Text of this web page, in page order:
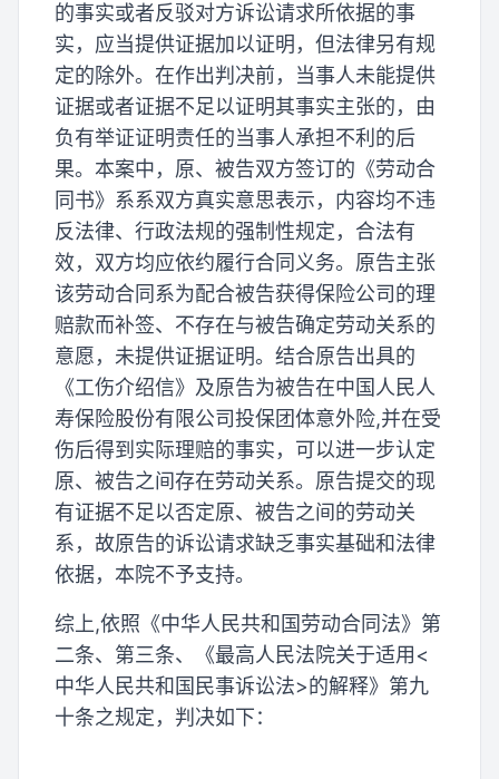
的事实或者反驳对方诉讼请求所依据的事
实，应当提供证据加以证明，但法律另有规
定的除外。在作出判决前，当事人未能提供
证据或者证据不足以证明其事实主张的，由
负有举证证明责任的当事人承担不利的后
果。本案中，原、被告双方签订的《劳动合
同书》系系双方真实意思表示，内容均不违
反法律、行政法规的强制性规定，合法有
效，双方均应依约履行合同义务。原告主张
该劳动合同系为配合被告获得保险公司的理
赔款而补签、不存在与被告确定劳动关系的
意愿，未提供证据证明。结合原告出具的
《工伤介绍信》及原告为被告在中国人民人
寿保险股份有限公司投保团体意外险,并在受
伤后得到实际理赔的事实，可以进一步认定
原、被告之间存在劳动关系。原告提交的现
有证据不足以否定原、被告之间的劳动关
系，故原告的诉讼请求缺乏事实基础和法律
依据，本院不予支持。
综上,依照《中华人民共和国劳动合同法》第
二条、第三条、《最高人民法院关于适用<
中华人民共和国民事诉讼法>的解释》第九
十条之规定，判决如下：